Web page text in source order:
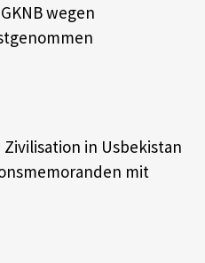
wegen
in Usbekistan
mit